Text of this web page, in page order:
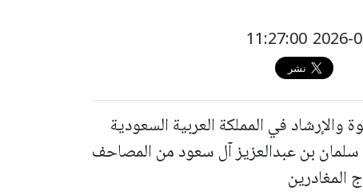
في المملكة العربية السعودية
بن عبدالعزيز آل سعود من المصاحف
المغادرين